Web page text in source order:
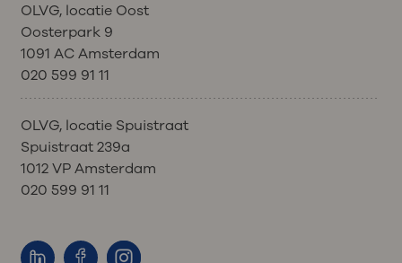
OLVG, locatie Oost
Oosterpark 9
1091 AC Amsterdam
020 599 91 11
OLVG, locatie Spuistraat
Spuistraat 239a
1012 VP Amsterdam
020 599 91 11